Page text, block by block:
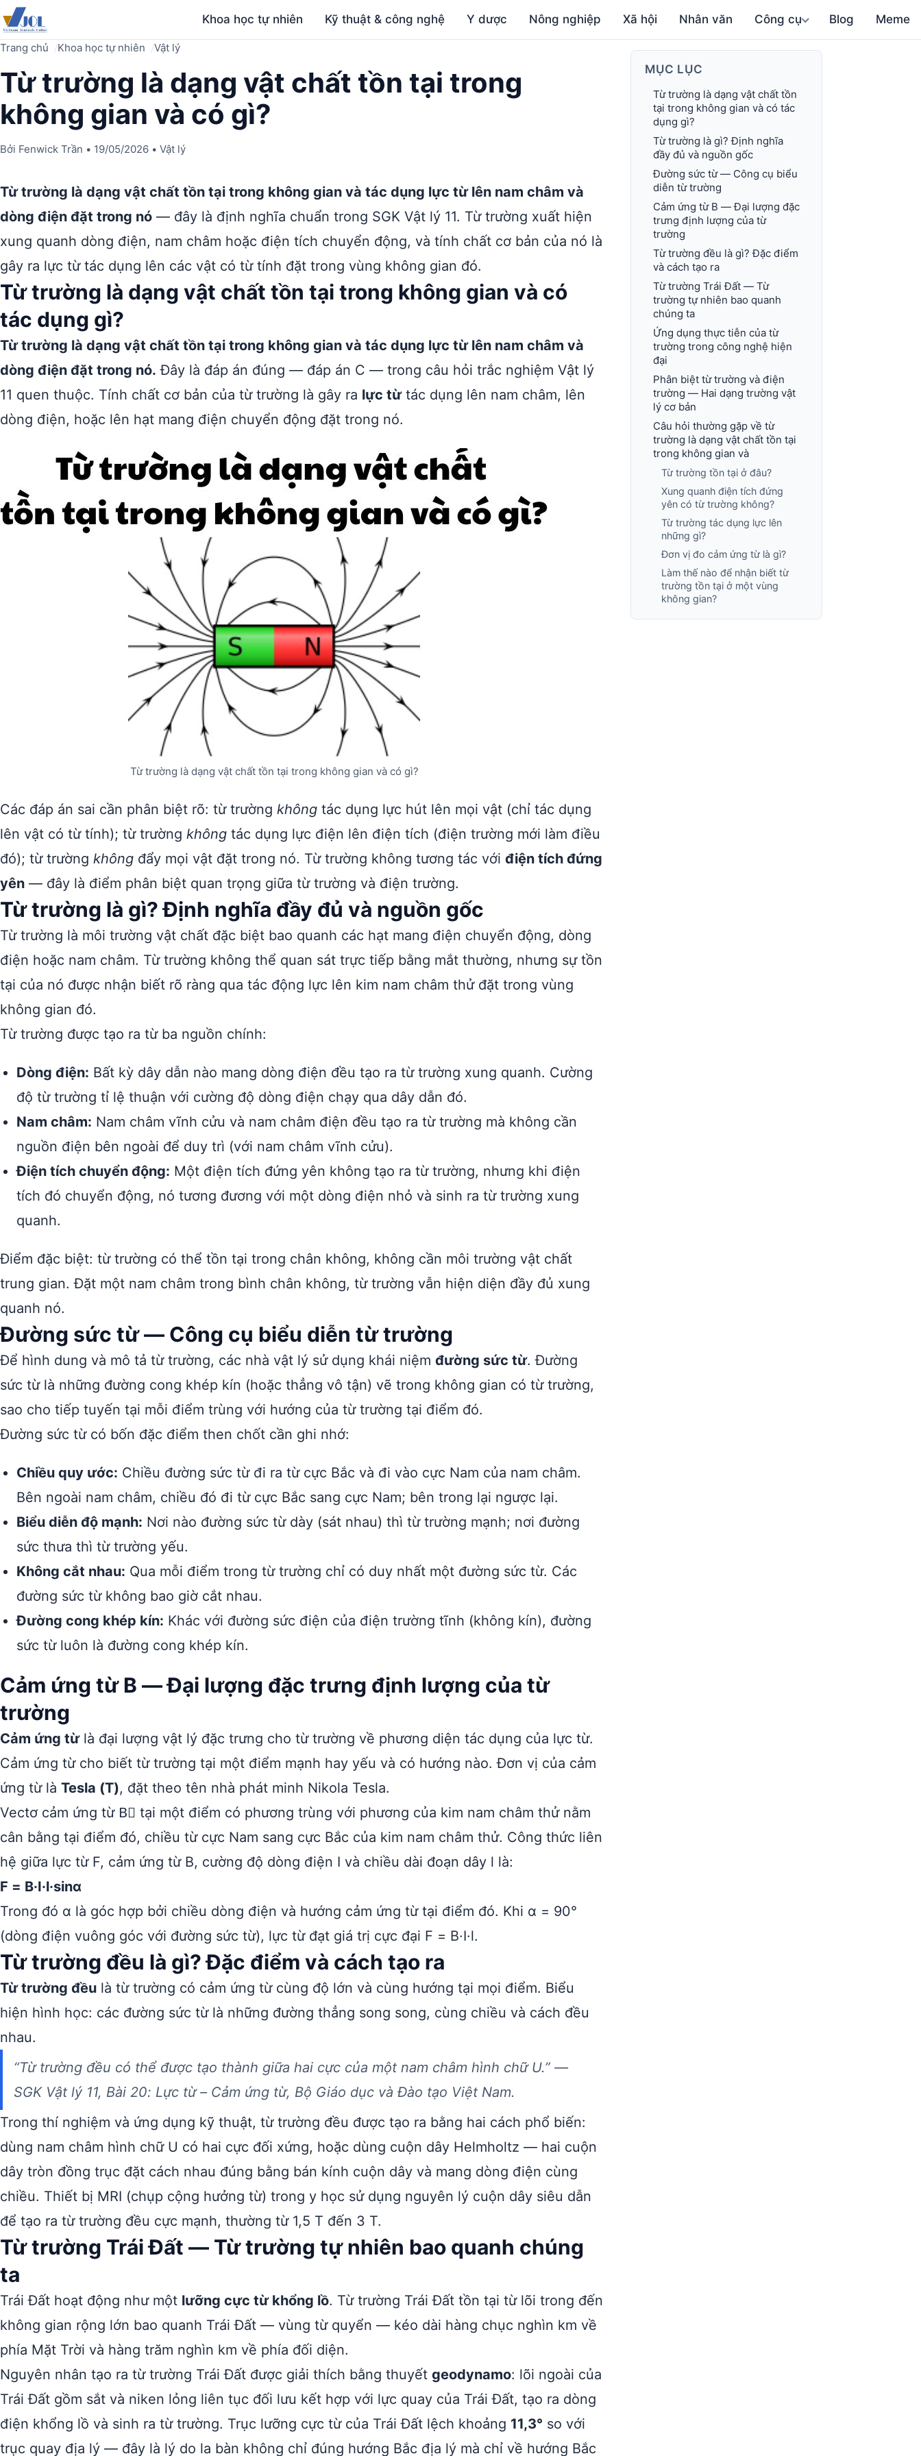
Khoa học tự nhiên Kỹ thuật & công nghệ Y dược Nông nghiệp Xã hội Nhân văn Công cụ Blog Meme
Trang chủ Khoa học tự nhiên Vật lý
Từ trường là dạng vật chất tồn tại trong
không gian và có gì?
Bởi Fenwick Trần • 19/05/2026 • Vật lý
Từ trường là dạng vật chất tồn tại trong không gian và tác dụng lực từ lên nam châm và
dòng điện đặt trong nó — đây là định nghĩa chuẩn trong SGK Vật lý 11. Từ trường xuất hiện
xung quanh dòng điện, nam châm hoặc điện tích chuyển động, và tính chất cơ bản của nó là
gây ra lực từ tác dụng lên các vật có từ tính đặt trong vùng không gian đó.
Từ trường là dạng vật chất tồn tại trong không gian và có
tác dụng gì?
Từ trường là dạng vật chất tồn tại trong không gian và tác dụng lực từ lên nam châm và
dòng điện đặt trong nó. Đây là đáp án đúng — đáp án C — trong câu hỏi trắc nghiệm Vật lý
11 quen thuộc. Tính chất cơ bản của từ trường là gây ra lực từtác dụng lên nam châm, lên
dòng điện, hoặc lên hạt mang điện chuyển động đặt trong nó.
Từ trường là dạng vật chất tồn tại trong không gian và có gì?
Các đáp án sai cần phân biệt rõ: từ trường không tác dụng lực hút lên mọi vật (chỉ tác dụng
lên vật có từ tính); từ trường không tác dụng lực điện lên điện tích (điện trường mới làm điều
đó); từ trường không đẩy mọi vật đặt trong nó. Từ trường không tương tác với điện tích đứng
yên — đây là điểm phân biệt quan trọng giữa từ trường và điện trường.
Từ trường là gì? Định nghĩa đầy đủ và nguồn gốc
Từ trường là môi trường vật chất đặc biệt bao quanh các hạt mang điện chuyển động, dòng
điện hoặc nam châm. Từ trường không thể quan sát trực tiếp bằng mắt thường, nhưng sự tồn
tại của nó được nhận biết rõ ràng qua tác động lực lên kim nam châm thử đặt trong vùng
không gian đó.
Từ trường được tạo ra từ ba nguồn chính:
Dòng điện: Bất kỳ dây dẫn nào mang dòng điện đều tạo ra từ trường xung quanh. Cường
độ từ trường tỉ lệ thuận với cường độ dòng điện chạy qua dây dẫn đó.
Nam châm: Nam châm vĩnh cửu và nam châm điện đều tạo ra từ trường mà không cần
nguồn điện bên ngoài để duy trì (với nam châm vĩnh cửu).
Điện tích chuyển động: Một điện tích đứng yên không tạo ra từ trường, nhưng khi điện
tích đó chuyển động, nó tương đương với một dòng điện nhỏ và sinh ra từ trường xung
quanh.
Điểm đặc biệt: từ trường có thể tồn tại trong chân không, không cần môi trường vật chất
trung gian. Đặt một nam châm trong bình chân không, từ trường vẫn hiện diện đầy đủ xung
quanh nó.
Đường sức từ — Công cụ biểu diễn từ trường
Để hình dung và mô tả từ trường, các nhà vật lý sử dụng khái niệm đường sức từ. Đường
sức từ là những đường cong khép kín (hoặc thẳng vô tận) vẽ trong không gian có từ trường,
sao cho tiếp tuyến tại mỗi điểm trùng với hướng của từ trường tại điểm đó.
Đường sức từ có bốn đặc điểm then chốt cần ghi nhớ:
Chiều quy ước: Chiều đường sức từ đi ra từ cực Bắc và đi vào cực Nam của nam châm.
Bên ngoài nam châm, chiều đó đi từ cực Bắc sang cực Nam; bên trong lại ngược lại.
Biểu diễn độ mạnh: Nơi nào đường sức từ dày (sát nhau) thì từ trường mạnh; nơi đường
sức thưa thì từ trường yếu.
Không cắt nhau: Qua mỗi điểm trong từ trường chỉ có duy nhất một đường sức từ. Các
đường sức từ không bao giờ cắt nhau.
Đường cong khép kín: Khác với đường sức điện của điện trường tĩnh (không kín), đường
sức từ luôn là đường cong khép kín.
Cảm ứng từ B — Đại lượng đặc trưng định lượng của từ
trường
Cảm ứng từlà đại lượng vật lý đặc trưng cho từ trường về phương diện tác dụng của lực từ.
Cảm ứng từ cho biết từ trường tại một điểm mạnh hay yếu và có hướng nào. Đơn vị của cảm
ứng từ là Tesla (T), đặt theo tên nhà phát minh Nikola Tesla.
Vectơ cảm ứng từ B⃗ tại một điểm có phương trùng với phương của kim nam châm thử nằm
cân bằng tại điểm đó, chiều từ cực Nam sang cực Bắc của kim nam châm thử. Công thức liên
hệ giữa lực từ F, cảm ứng từ B, cường độ dòng điện I và chiều dài đoạn dây l là:
F = B·I·l·sinα
Trong đó α là góc hợp bởi chiều dòng điện và hướng cảm ứng từ tại điểm đó. Khi α = 90°
(dòng điện vuông góc với đường sức từ), lực từ đạt giá trị cực đại F = B·I·l.
Từ trường đều là gì? Đặc điểm và cách tạo ra
Từ trường đều là từ trường có cảm ứng từ cùng độ lớn và cùng hướng tại mọi điểm. Biểu
hiện hình học: các đường sức từ là những đường thẳng song song, cùng chiều và cách đều
nhau.
“Từ trường đều có thể được tạo thành giữa hai cực của một nam châm hình chữ U.” —
SGK Vật lý 11, Bài 20: Lực từ – Cảm ứng từ, Bộ Giáo dục và Đào tạo Việt Nam.
Trong thí nghiệm và ứng dụng kỹ thuật, từ trường đều được tạo ra bằng hai cách phổ biến:
dùng nam châm hình chữ U có hai cực đối xứng, hoặc dùng cuộn dây Helmholtz — hai cuộn
dây tròn đồng trục đặt cách nhau đúng bằng bán kính cuộn dây và mang dòng điện cùng
chiều. Thiết bị MRI (chụp cộng hưởng từ) trong y học sử dụng nguyên lý cuộn dây siêu dẫn
để tạo ra từ trường đều cực mạnh, thường từ 1,5 T đến 3 T.
Từ trường Trái Đất — Từ trường tự nhiên bao quanh chúng
ta
Trái Đất hoạt động như một lưỡng cực từ khổng lồ. Từ trường Trái Đất tồn tại từ lõi trong đến
không gian rộng lớn bao quanh Trái Đất — vùng từ quyển — kéo dài hàng chục nghìn km về
phía Mặt Trời và hàng trăm nghìn km về phía đối diện.
Nguyên nhân tạo ra từ trường Trái Đất được giải thích bằng thuyết geodynamo: lõi ngoài của
Trái Đất gồm sắt và niken lỏng liên tục đối lưu kết hợp với lực quay của Trái Đất, tạo ra dòng
điện khổng lồ và sinh ra từ trường. Trục lưỡng cực từ của Trái Đất lệch khoảng 11,3° so với
trục quay địa lý — đây là lý do la bàn không chỉ đúng hướng Bắc địa lý mà chỉ về hướng Bắc
MỤC LỤC
Từ trường là dạng vật chất tồn
tại trong không gian và có tác
dụng gì?
Từ trường là gì? Định nghĩa
đầy đủ và nguồn gốc
Đường sức từ — Công cụ biểu
diễn từ trường
Cảm ứng từ B — Đại lượng đặc
trưng định lượng của từ
trường
Từ trường đều là gì? Đặc điểm
và cách tạo ra
Từ trường Trái Đất — Từ
trường tự nhiên bao quanh
chúng ta
Ứng dụng thực tiễn của từ
trường trong công nghệ hiện
đại
Phân biệt từ trường và điện
trường — Hai dạng trường vật
lý cơ bản
Câu hỏi thường gặp về từ
trường là dạng vật chất tồn tại
trong không gian và
Từ trường tồn tại ở đâu?
Xung quanh điện tích đứng
yên có từ trường không?
Từ trường tác dụng lực lên
những gì?
Đơn vị đo cảm ứng từ là gì?
Làm thế nào để nhận biết từ
trường tồn tại ở một vùng
không gian?